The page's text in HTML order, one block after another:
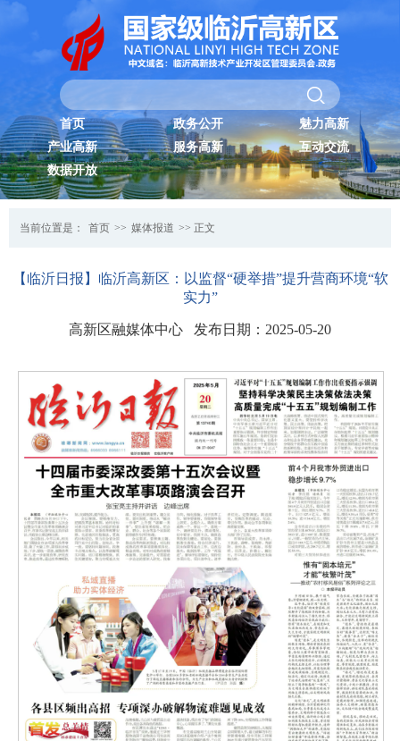
首页 政务公开
魅力高新
产业高新
服务高新
互动交流
数据开放
当前位置是： 首页 >> 媒体报道 >> 正文
【临沂日报】临沂高新区：以监督“硬举措”提升营商环境“软
实力”
高新区融媒体中心 发布日期：2025-05-20